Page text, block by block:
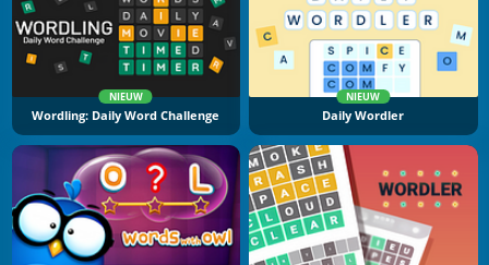
NIEUW
Wordling: Daily Word Challenge
NIEUW
Daily Wordler